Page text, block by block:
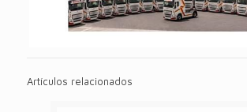
Artículos relacionados